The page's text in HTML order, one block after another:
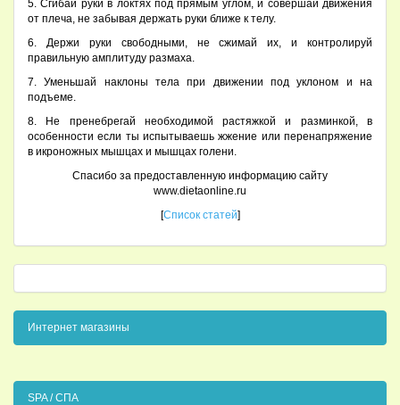
5. Сгибай руки в локтях под прямым углом, и совершай движения
от плеча, не забывая держать руки ближе к телу.
6. Держи руки свободными, не сжимай их, и контролируй
правильную амплитуду размаха.
7. Уменьшай наклоны тела при движении под уклоном и на
подъеме.
8. Не пренебрегай необходимой растяжкой и разминкой, в
особенности если ты испытываешь жжение или перенапряжение
в икроножных мышцах и мышцах голени.
Спасибо за предоставленную информацию сайту
www.dietaonline.ru
[Список статей]
Интернет магазины
SPA / СПА